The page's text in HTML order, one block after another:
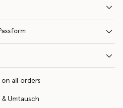
on all orders
Umtausch